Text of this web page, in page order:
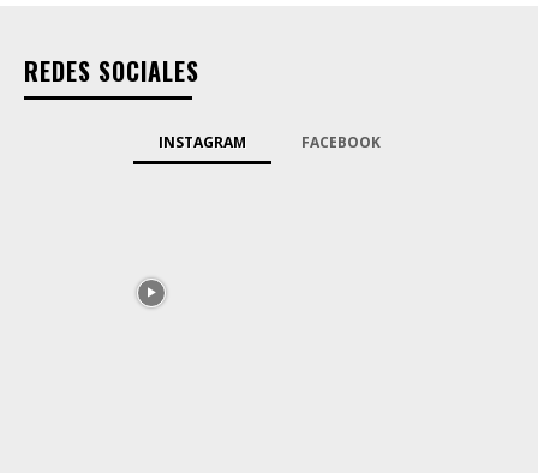
REDES SOCIALES
INSTAGRAM FACEBOOK